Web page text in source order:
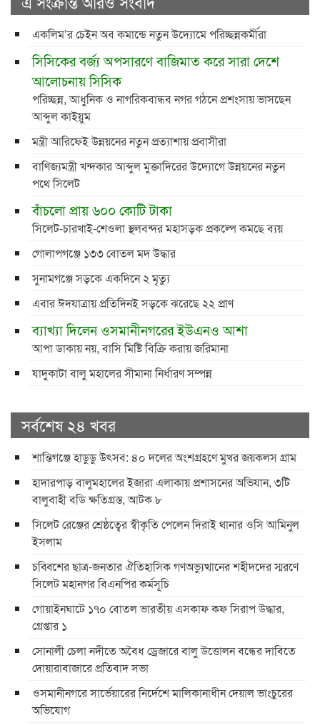
একলিম’র চেইন অব কমান্ডে নতুন উদ্যোমে পরিচ্ছন্নকর্মীরা
সিসিকের বর্জ্য অপসারণে বাজিমাত করে সারা দেশে
আলোচনায় সিসিক
পরিচ্ছন্ন, আধুনিক ও নাগরিকবান্ধব নগর গঠনে প্রশংসায় ভাসছেন
আব্দুল কাইয়ুম
মন্ত্রী আরিফেই উন্নয়নের নতুন প্রত্যাশায় প্রবাসীরা
বাণিজ্যমন্ত্রী খন্দকার আব্দুল মুক্তাদিরের উদ্যোগে উন্নয়নের নতুন
পথে সিলেট
বাঁচলো প্রায় ৬০০ কোটি টাকা
সিলেট-চারখাই-শেওলা স্থলবন্দর মহাসড়ক প্রকল্পে কমছে ব্যয়
গোলাপগঞ্জে ১৩৩ বোতল মদ উদ্ধার
সুনামগঞ্জে সড়কে একদিনে ২ মৃত্যু
এবার ঈদযাত্রায় প্রতিদিনই সড়কে ঝরেছে ২২ প্রাণ
ব্যাখ্যা দিলেন ওসমানীনগরের ইউএনও আশা
আপা ডাকায় নয়, বাসি মিষ্টি বিক্রি করায় জরিমানা
যাদুকাটা বালু মহালের সীমানা নির্ধারণ সম্পন্ন
সর্বশেষ ২৪ খবর
শান্তিগঞ্জে হাডুডু উৎসব: ৪০ দলের অংশগ্রহণে মুখর জয়কলস গ্রাম
হাদারপাড় বালুমহালের ইজারা এলাকায় প্রশাসনের অভিযান, ৩টি
বালুবাহী বডি ক্ষতিগ্রস্ত, আটক ৮
সিলেট রেঞ্জের শ্রেষ্ঠত্বের স্বীকৃতি পেলেন দিরাই থানার ওসি আমিনুল
ইসলাম
চব্বিশের ছাত্র-জনতার ঐতিহাসিক গণঅভ্যুত্থানের শহীদদের স্মরণে
সিলেট মহানগর বিএনপির কর্মসূচি
গোয়াইনঘাটে ১৭০ বোতল ভারতীয় এসকাফ কফ সিরাপ উদ্ধার,
গ্রেপ্তার ১
সোনালী চেলা নদীতে অবৈধ ড্রেজারে বালু উত্তোলন বন্ধের দাবিতে
দোয়ারাবাজারে প্রতিবাদ সভা
ওসমানীনগরে সার্ভেয়ারের নির্দেশে মালিকানাধীন দেয়াল ভাংচুরের
অভিযোগ